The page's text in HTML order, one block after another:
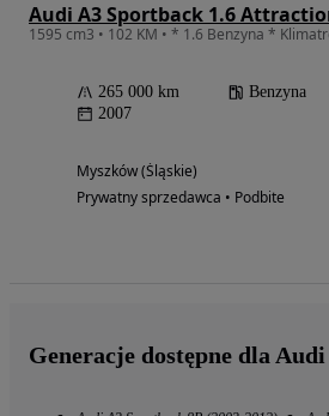
Audi A3 Sportback 1.6
265 000 km Benzyna
2007
Myszków (Śląskie)
Prywatny sprzedawca • Podbite
Generacje dostępne dla